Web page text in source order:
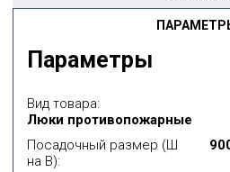
Параметры
Вид товара:
Люки противопожарные
Посадочный размер (Ш
на В):